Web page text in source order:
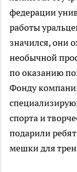
федерации
работы
значился, они
необычной
по оказанию
Фонду
спорта и
подарили
мешки для